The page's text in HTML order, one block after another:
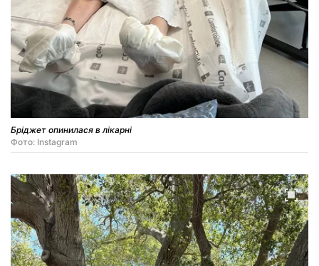
Бріджет опинилася в лікарні
Фото: Instagram